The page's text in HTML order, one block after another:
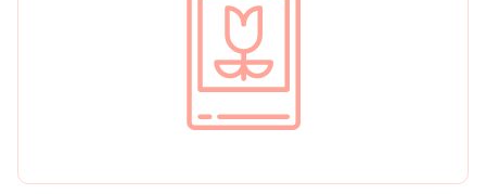
Цветы любимой